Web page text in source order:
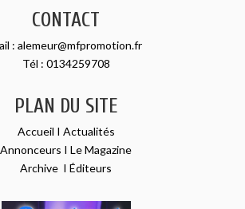
CONTACT
:alemeur@mfpromotion.fr
Tél : 0134259708
PLAN DU SITE
Accueil I Actualités
Annonceurs ILe Magazine
Archive IÉditeurs